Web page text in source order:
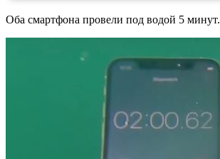
Оба смартфона провели под водой 5 минут.